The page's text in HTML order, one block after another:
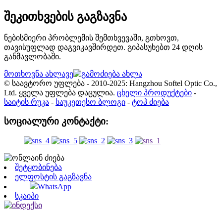
შეკითხვების გაგზავნა
ნებისმიერი პრობლემის შემთხვევაში, გთხოვთ,
თავისუფლად დაგვიკავშირდეთ. გიპასუხებთ 24 დღის
განმავლობაში.
მოთხოვნა ახლავე
© საავტორო უფლება - 2010-2025: Hangzhou Softel Optic Co.,
Ltd. ყველა უფლება დაცულია. ცხელი პროდუქტები -
საიტის რუკა - საუკეთესო ბლოგი - ტოპ ძიება
სოციალური კონტაქტი:
შეტყობინება
ელფოსტის გაგზავნა
WhatsApp
სკაიპი